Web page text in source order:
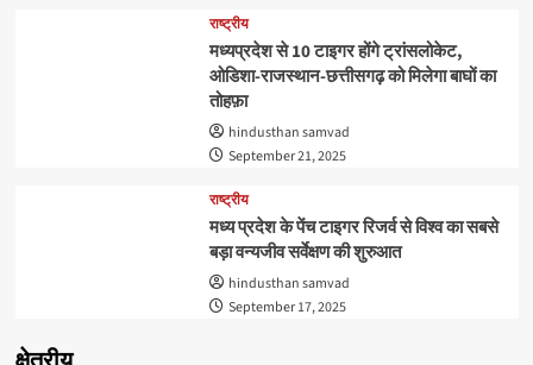
राष्ट्रीय
मध्यप्रदेश से 10 टाइगर होंगे ट्रांसलोकेट,
ओडिशा-राजस्थान-छत्तीसगढ़ को मिलेगा बाघों का
तोहफ़ा
hindusthan samvad
September 21, 2025
राष्ट्रीय
मध्य प्रदेश के पेंच टाइगर रिजर्व से विश्व का सबसे
बड़ा वन्यजीव सर्वेक्षण की शुरुआत
hindusthan samvad
September 17, 2025